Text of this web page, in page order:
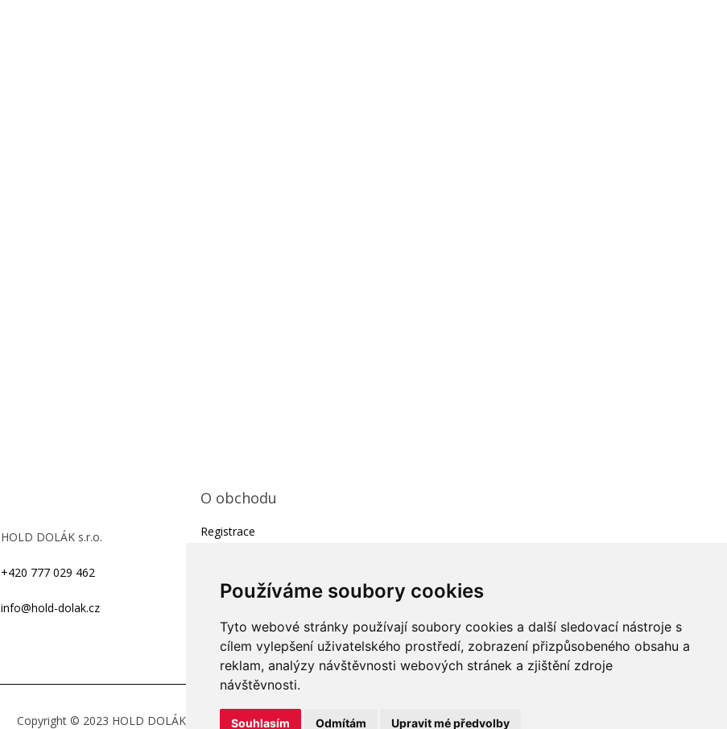
Používáme soubory cookies
Tyto webové stránky používají soubory cookies a další sledovací nástroje s
cílem vylepšení uživatelského prostředí, zobrazení přizpůsobeného obsahu a
reklam, analýzy návštěvnosti webových stránek a zjištění zdroje
návštěvnosti.
Souhlasím Odmítám Upravit mé předvolby
HOLD DOLÁK s.r.o.
+420 777 029 462
info@hold-dolak.cz
O obchodu
Registrace
Kontakty
On-line formulář pro reklamaci /
odstoupení od smlouvy
Copyright © 2023 HOLD DOLÁK s.r.o. , Všechna práva vyhrazena